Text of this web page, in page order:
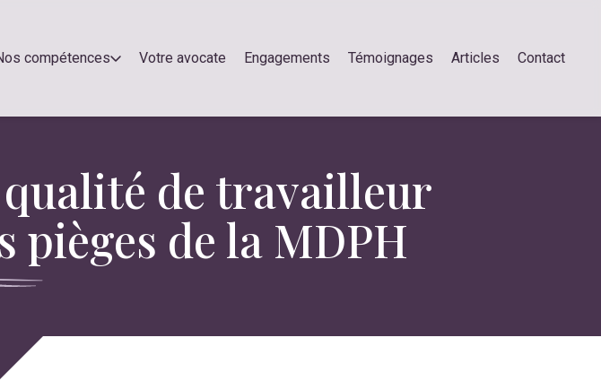
compétences Votre avocate Engagements Témoignages Articles Contact
qualité de travailleur
pièges de la MDPH